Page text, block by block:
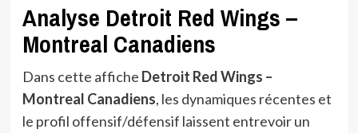
Analyse Detroit Red Wings –
Montreal Canadiens
Dans cette affiche Detroit Red Wings –
Montreal Canadiens, les dynamiques récentes et
le profil offensif/défensif laissent entrevoir un